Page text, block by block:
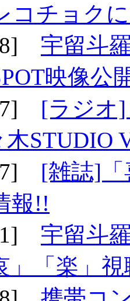
コチョク
宇留斗
映像公
[ラジオ]
木STUDIO
[雑誌]「
報!!
宇留斗
」「楽」